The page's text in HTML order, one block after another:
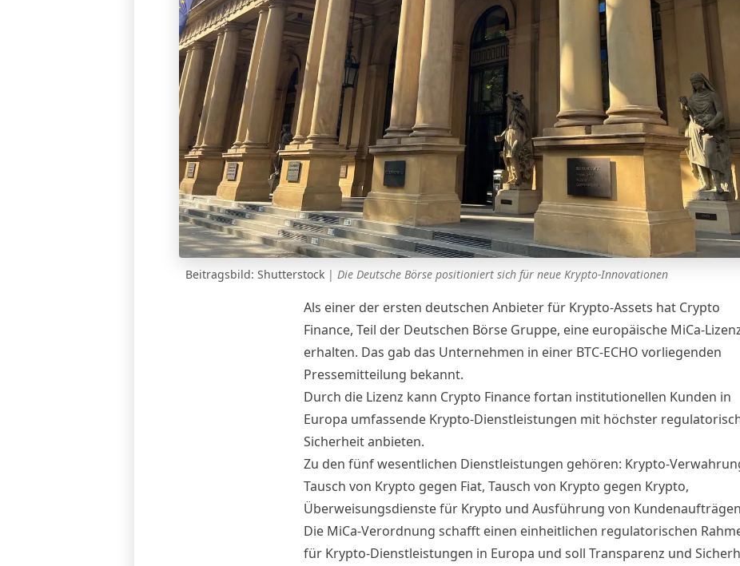
Beitragsbild: Shutterstock | Die Deutsche Börse positioniert sich für neue Krypto-Innovationen
Als einer der ersten deutschen Anbieter für Krypto-Assets hat Crypto
Finance, Teil der Deutschen Börse Gruppe, eine europäische MiCa-
erhalten. Das gab das Unternehmen in einer BTC-ECHO vorliegenden
Pressemitteilung bekannt.
Durch die Lizenz kann Crypto Finance fortan institutionellen Kunden in
Europa umfassende Krypto-Dienstleistungen mit höchster
Sicherheit anbieten.
Zu den fünf wesentlichen Dienstleistungen gehören: Krypto-
Tausch von Krypto gegen Fiat, Tausch von Krypto gegen Krypto,
Überweisungsdienste für Krypto und Ausführung von
Die MiCa-Verordnung schafft einen einheitlichen regulatorischen
für Krypto-Dienstleistungen in Europa und soll Transparenz und